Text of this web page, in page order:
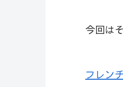
今回は
フレン